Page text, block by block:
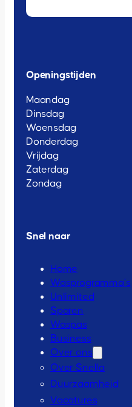
Openingstijden
Maandag
Dinsdag
Woensdag
Donderdag
Vrijdag
Zaterdag
Zondag
Snel naar
Home
Wasprogramma’s
Unlimited
Sparen
Waspas
Business
Over ons
Over Snella
Duurzaamheid
Vacatures